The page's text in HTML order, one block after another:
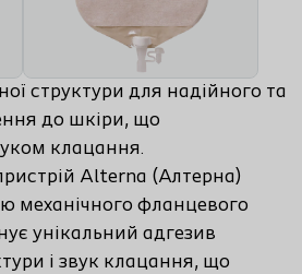
структури для надійного та
до шкіри, що
клацання.
Alterna (Алтерна)
механічного фланцевого
унікальний адгезив
і звук клацання, що